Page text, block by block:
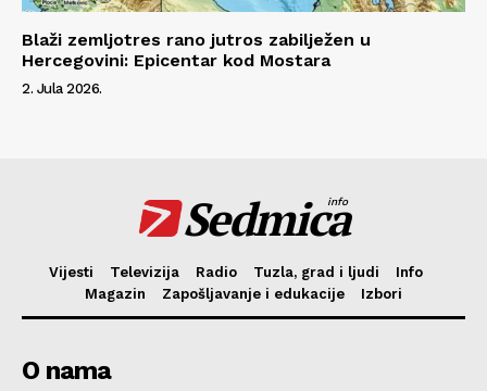
Blaži zemljotres rano jutros zabilježen u
Hercegovini: Epicentar kod Mostara
2. Jula 2026.
Sedmica
info
Vijesti Televizija Radio Tuzla, grad i ljudi
Info
Magazin
Zapošljavanje i edukacije Izbori
O nama